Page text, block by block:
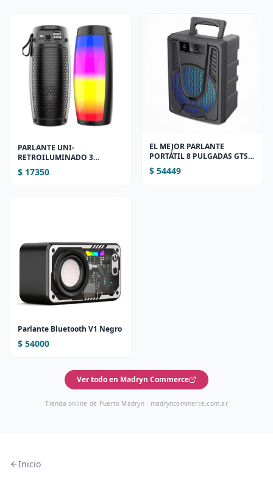
PARLANTE UNI-
RETROILUMINADO 3
PULGADAS
$ 17350
EL MEJOR PARLANTE
PORTÁTIL 8 PULGADAS GTS-
1830 | BLUETOOTH, LUCES
LED Y ENTRADA
$ 54449
Parlante Bluetooth V1 Negro
$ 54000
Ver todo en Madryn Commerce
Tienda online de Puerto Madryn · madryncommerce.com.ar
Inicio